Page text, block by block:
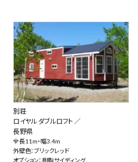
別荘
ロイヤル ダブルロフト ／
長野県
全長11m・幅3.4m
外壁色：ブリックレッド
オプション：樹脂サイディング